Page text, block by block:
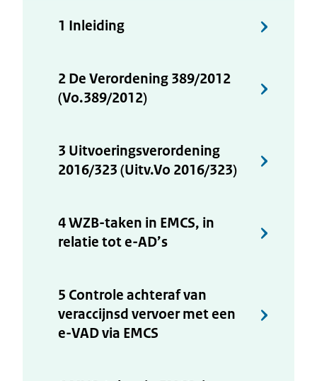
1 Inleiding
2 De Verordening 389/2012
(Vo.389/2012)
3 Uitvoeringsverordening
2016/323 (Uitv.Vo 2016/323)
4 WZB-taken in EMCS, in
relatie tot e-AD’s
5 Controle achteraf van
veraccijnsd vervoer met een
e-VAD via EMCS